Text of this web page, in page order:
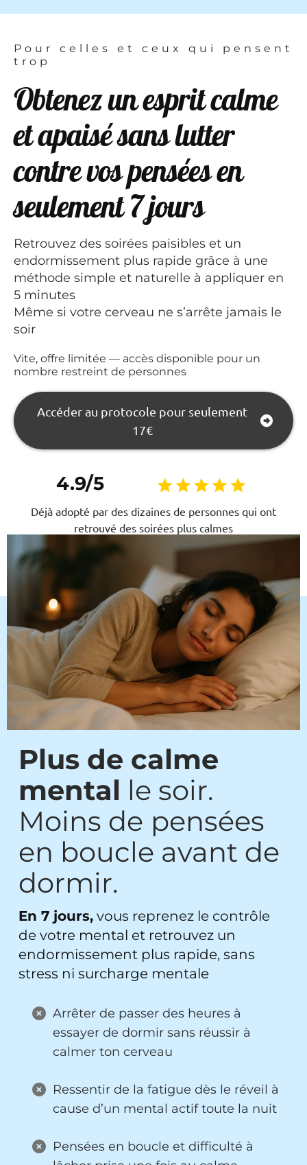
Pour celles et ceux qui pensent
trop
Obtenez un esprit calme
et apaisé sans lutter
contre vos pensées en
seulement 7 jours
Retrouvez des soirées paisibles et un
endormissement plus rapide grâce à une
méthode simple et naturelle à appliquer en
5 minutes
Même si votre cerveau ne s’arrête jamais le
soir
Vite, offre limitée — accès disponible pour un
nombre restreint de personnes
Accéder au protocole pour seulement
17€
4.9/5
Déjà adopté par des dizaines de personnes qui ont
retrouvé des soirées plus calmes
Plus de calme
mental le soir.
Moins de pensées
en boucle avant de
dormir.
En 7 jours, vous reprenez le contrôle
de votre mental et retrouvez un
endormissement plus rapide, sans
stress ni surcharge mentale
Arrêter de passer des heures à
essayer de dormir sans réussir à
calmer ton cerveau
Ressentir de la fatigue dès le réveil à
cause d’un mental actif toute la nuit
Pensées en boucle et difficulté à